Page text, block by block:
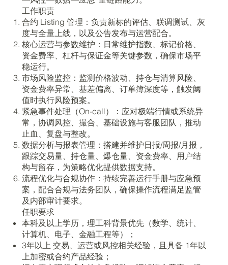
工作职责
合约 Listing 管理：负责新标的评估、联调测试、灰
度与全量上线，以及公告发布与运营配合。
核心运营与参数维护：日常维护指数、标记价格、
资金费率、杠杆与保证金等关键参数，确保市场平
稳运行。
市场风险监控：监测价格波动、持仓与清算风险、
资金费率异常、基差偏离、订单簿深度等，触发阈
值时执行风险预案。
紧急事件处理（On-call）：应对极端行情或系统异
常，协调风控、撮合、基础设施与客服团队，推动
止血、复盘与整改。
数据分析与报表管理：搭建并维护日报/周报/月报，
跟踪交易量、持仓量、爆仓量、资金费率、用户结
构与留存，为策略优化提供数据支持。
流程优化与合规协作：持续完善运行手册与应急预
案，配合合规与法务团队，确保操作流程满足监管
及内部审计要求。
任职要求
本科及以上学历，理工科背景优先（数学、统计、
计算机、电子、金融工程等）；
3年以上 交易、运营或风控相关经验，且具备 1年以
上加密或合约产品经验；